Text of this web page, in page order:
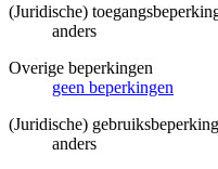
(Juridische)
anders
Overige beperkingen
geen beperkingen
(Juridische) gebruiksbeperking
anders